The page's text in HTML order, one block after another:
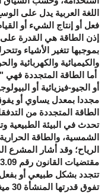
اللغة العربية يدل على
فعل أو إنتاج الشيء أو
إذن الطاقة هي القدرة
بموجبها تتغير الأشياء
والكيميائية والكهربائية
أما الطاقة المتجددة
أو الجيو-فيزيائية أو
مجددا بمعدل يساوي أو
الطاقة المتجددة من
تحدث في البيئة الطبيعية
الشمسية، والطاقة
الرياح؛ وقد أشار
مقتضيات القانون رقم 13.09
تتجدد بشكل طبيعي أو بفعل